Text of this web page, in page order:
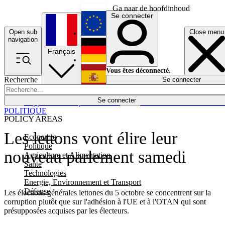
Ga naar de hoofdinhoud
Open sub
navigation
Close menu
Recherche
Se connecter
POLICY AREAS
Economie
Politique
Agriculture et Alimentation
Santé
Technologies
Energie, Environnement et Transport
Défense
Économie
Français
English
Deutsch
Español
Se connecter
Vous êtes déconnecté.
Se connecter
Les lettons vont élire leur
nouveau parlement samedi
Les élections générales lettones du 5 octobre se concentrent sur la
corruption plutôt que sur l'adhésion à l'UE et à l'OTAN qui sont
présupposées acquises par les électeurs.
POLITIQUE